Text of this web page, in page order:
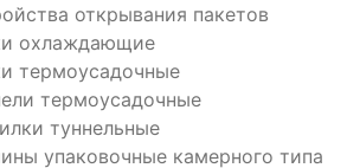
открывания пакетов
охлаждающие
термоусадочные
термоусадочные
туннельные
упаковочные камерного типа